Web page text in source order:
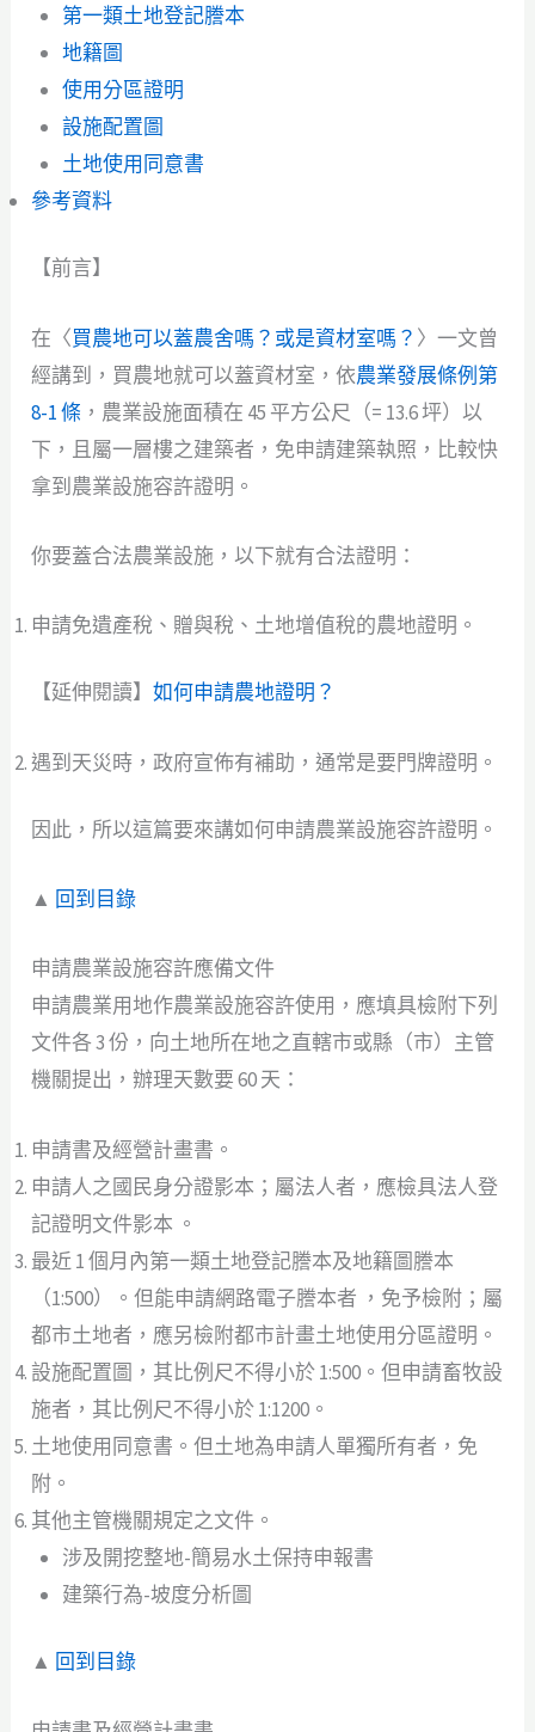
第一類土地登記謄本
地籍圖
使用分區證明
設施配置圖
土地使用同意書
參考資料
【前言】
在〈買農地可以蓋農舍嗎？或是資材室嗎？ 〉一文曾
經講到，買農地就可以蓋資材室，依農業發展條例第
8-1 條 ，農業設施面積在 45 平方公尺（= 13.6 坪）以
下，且屬一層樓之建築者，免申請建築執照，比較快
拿到農業設施容許證明。
你要蓋合法農業設施，以下就有合法證明：
申請免遺產稅、贈與稅、土地增值稅的農地證明。
【延伸閱讀】如何申請農地證明？
遇到天災時，政府宣佈有補助，通常是要門牌證明。
因此，所以這篇要來講如何申請農業設施容許證明。
▲ 回到目錄
申請農業設施容許應備文件
申請農業用地作農業設施容許使用，應填具檢附下列
文件各 3 份，向土地所在地之直轄市或縣（市）主管
機關提出，辦理天數要 60 天：
申請書及經營計畫書。
申請人之國民身分證影本；屬法人者，應檢具法人登
記證明文件影本 。
最近 1 個月內第一類土地登記謄本及地籍圖謄本
（1:500）。但能申請網路電子謄本者 ，免予檢附；屬
都市土地者，應另檢附都市計畫土地使用分區證明。
設施配置圖，其比例尺不得小於 1:500。但申請畜牧設
施者，其比例尺不得小於 1:1200。
土地使用同意書。但土地為申請人單獨所有者，免
附。
其他主管機關規定之文件。
涉及開挖整地-簡易水土保持申報書
建築行為-坡度分析圖
▲ 回到目錄